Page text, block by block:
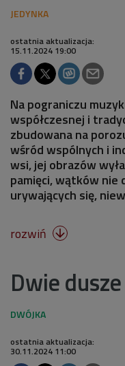
ostatnia aktualizacja:
15.11.2024 19:00
Na pograniczu
współczesnej i
zbudowana na
wśród wspólnych i
wsi, jej obrazów
pamięci, wątków nie
urywających się,
rozwiń 
Dwie
ostatnia aktualizacja:
30.11.2024 11:00